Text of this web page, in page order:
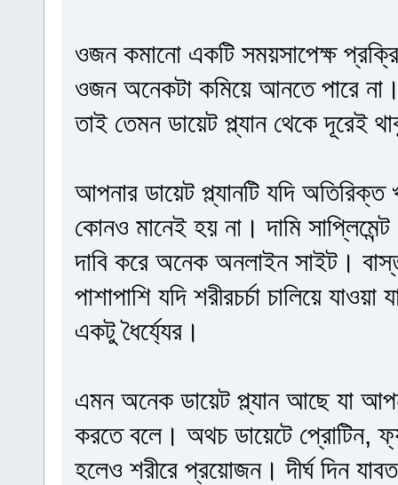
ওজন কমানো একটি সময়সাপেক্ষ
ওজন অনেকটা কমিয়ে আনতে পারে
তাই তেমন ডায়েট প্ল্যান থেকে দূরেই
আপনার ডায়েট প্ল্যানটি যদি
কোনও মানেই হয় না। দামি
দাবি করে অনেক অনলাইন সাইট।
পাশাপাশি যদি শরীরচর্চা চালিয়ে
একটু ধৈর্য্যের।
এমন অনেক ডায়েট প্ল্যান আছে যা
করতে বলে। অথচ ডায়েটে প্রোটিন,
হলেও শরীরে প্রয়োজন। দীর্ঘ দিন